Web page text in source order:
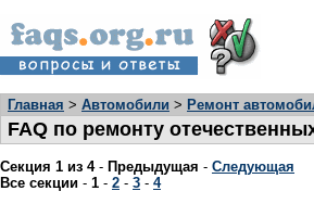
Главная > Автомобили > Ремонт
FAQ по ремонту
Секция 1 из 4- Предыдущая - Следующая
Все секции - 1 - 2 - 3 - 4